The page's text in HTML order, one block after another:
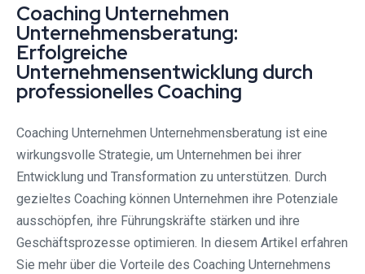
Coaching Unternehmen
Unternehmensberatung:
Erfolgreiche
Unternehmensentwicklung durch
professionelles Coaching
Coaching Unternehmen Unternehmensberatung ist eine
wirkungsvolle Strategie, um Unternehmen bei ihrer
Entwicklung und Transformation zu unterstützen. Durch
gezieltes Coaching können Unternehmen ihre Potenziale
ausschöpfen, ihre Führungskräfte stärken und ihre
Geschäftsprozesse optimieren. In diesem Artikel erfahren
Sie mehr über die Vorteile des Coaching Unternehmens